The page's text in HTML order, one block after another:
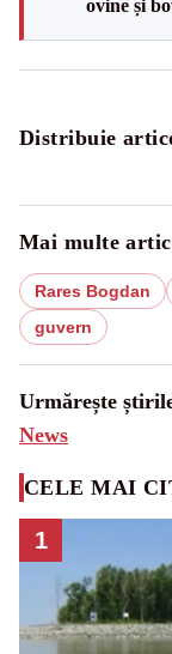
ovine și
Distribuie
Mai multe
Rares Bogdan
guvern
Urmărește
News
CELE MAI
1